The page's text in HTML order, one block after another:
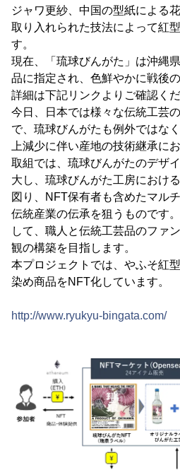
ジャワ更紗、中国の型紙による
取り入れられた技法によって紅
す。
現在、「琉球びんがた」は沖縄
品に指定され、色鮮やかに戦後
詳細は下記リンクよりご確認くだ
今日、日本では様々な伝統工芸
で、琉球びんがたも例外ではな
上減少に伴い産地の技術継承に
取組では、琉球びんがたのデザ
大し、琉球びんがた工房におけ
図り、NFT保有者も含めたマル
伝統産業の伝承を狙うものです
して、職人と伝統工芸品のファ
観の構築を目指します。
本プロジェクトでは、やふそ紅
染め商品をNFT化しています。
http://www.ryukyu-bingata.com/